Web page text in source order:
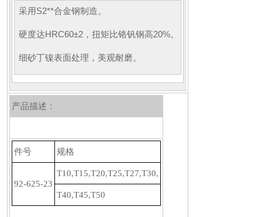
采用S2**合金钢制造。
硬度达HRC60±2，扭矩比铬钒钢高20%。
细砂丁镍表面处理，美观耐磨。
产品描述：
件号 规格
92-625-23
T10,T15,T20,T25,T27,T30,
T40,T45,T50